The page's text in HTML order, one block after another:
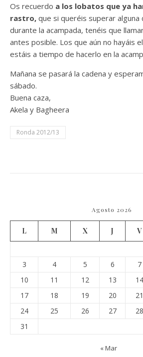
Os recuerdo a los lobatos que ya
rastro, que si queréis superar alguna
durante la acampada, tenéis que
antes posible. Los que aún no hayáis
estáis a tiempo de hacerlo en la
Mañana se pasará la cadena y
sábado.
Buena caza,
Akela y Bagheera
Ronda 2012/13
Agosto 2026
L M X J V
3
4 5 6 7
10
11 12 13 14
17
18 19 20 21
24
25 26 27 28
31
« Mar